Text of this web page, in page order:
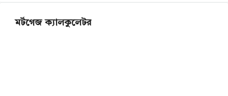
মর্টগেজ ক্যালকুলেটর